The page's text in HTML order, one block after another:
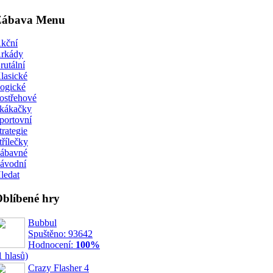
Menu
hry
Bubbul
Spuštěno: 93642
Hodnocení: 100%
hlasů)
Crazy Flasher 4